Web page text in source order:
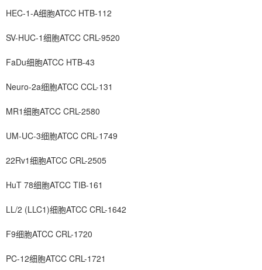
HEC-1-A细胞ATCC HTB-112
SV-HUC-1细胞ATCC CRL-9520
FaDu细胞ATCC HTB-43
Neuro-2a细胞ATCC CCL-131
MR1细胞ATCC CRL-2580
UM-UC-3细胞ATCC CRL-1749
22Rv1细胞ATCC CRL-2505
HuT 78细胞ATCC TIB-161
LL/2 (LLC1)细胞ATCC CRL-1642
F9细胞ATCC CRL-1720
PC-12细胞ATCC CRL-1721